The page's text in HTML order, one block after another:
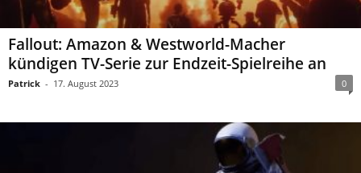
Fallout: Amazon & Westworld-Macher
kündigen TV-Serie zur Endzeit-Spielreihe an
Patrick - 17. August 2023 0